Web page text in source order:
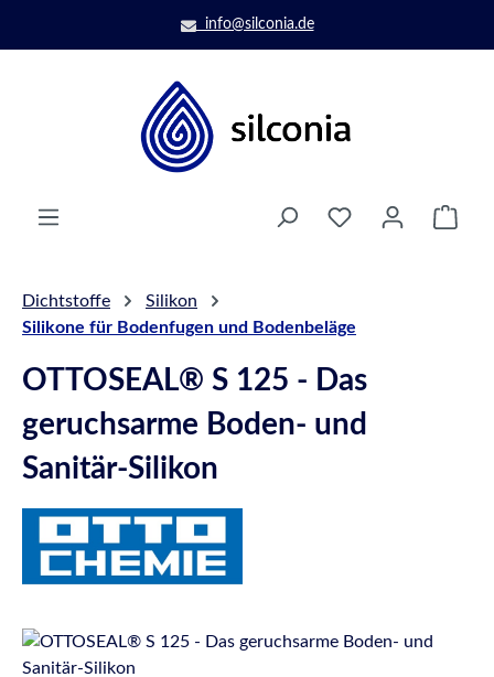
Zum Hauptinhalt springeninfo@silconia.de
Dichtstoffe
Silikon
Silikone für Bodenfugen und Bodenbeläge
OTTOSEAL® S 125 - Das
geruchsarme Boden- und
Sanitär-Silikon
Bildergalerie überspringen